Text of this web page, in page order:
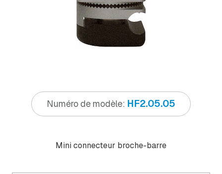
Numéro de modèle: HF2.05.05
Mini connecteur broche-barre